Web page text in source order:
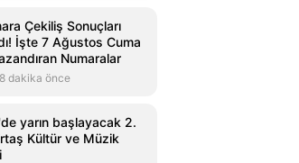
Çekiliş Sonuçları
İşte 7 Ağustos Cuma
Numaralar
8 dakika önce
yarın başlayacak 2.
Kültür ve Müzik